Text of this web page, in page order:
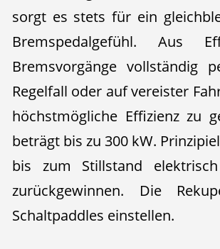
sorgt es stets für ein
Bremspedalgefühl. Aus
Bremsvorgänge vollständig
Regelfall oder auf vereister
höchstmögliche Effizienz zu
beträgt bis zu 300 kW.
bis zum Stillstand
zurückgewinnen. Die
Schaltpaddles einstellen.